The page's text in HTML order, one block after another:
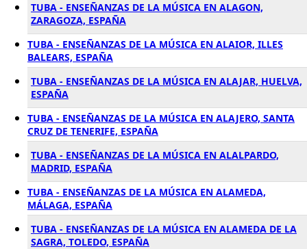
TUBA - ENSEÑANZAS DE LA MÚSICA EN ALAGON,
ZARAGOZA, ESPAÑA
TUBA - ENSEÑANZAS DE LA MÚSICA EN ALAIOR, ILLES
BALEARS, ESPAÑA
TUBA - ENSEÑANZAS DE LA MÚSICA EN ALAJAR, HUELVA,
ESPAÑA
TUBA - ENSEÑANZAS DE LA MÚSICA EN ALAJERO, SANTA
CRUZ DE TENERIFE, ESPAÑA
TUBA - ENSEÑANZAS DE LA MÚSICA EN ALALPARDO,
MADRID, ESPAÑA
TUBA - ENSEÑANZAS DE LA MÚSICA EN ALAMEDA,
MÁLAGA, ESPAÑA
TUBA - ENSEÑANZAS DE LA MÚSICA EN ALAMEDA DE LA
SAGRA, TOLEDO, ESPAÑA